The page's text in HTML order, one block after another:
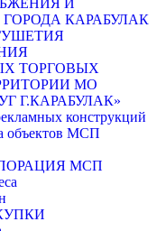
КАРАБУЛАК
ТОРГОВЫХ
МО
Г.КАРАБУЛАК»
конструкций
объектов МСП
МСП